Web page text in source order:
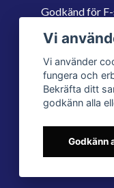
Godkänd för
060-566 800
Vi
Vi använder
fungera och
Bekräfta ditt
godkänn alla
Godkänn